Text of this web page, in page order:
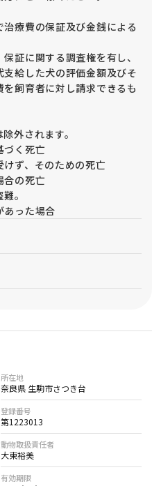
療費の保証及び金銭による
証に関する調査権を有し、
給した犬の評価金額及びそ
飼育者に対し請求できるも
外されます。
づく死亡
けず、そのための死亡
合の死亡
。
あった場合
所在地
奈良県 生駒市さつき台
登録番号
第1223013
動物取扱責任者
大東裕美
有効期限